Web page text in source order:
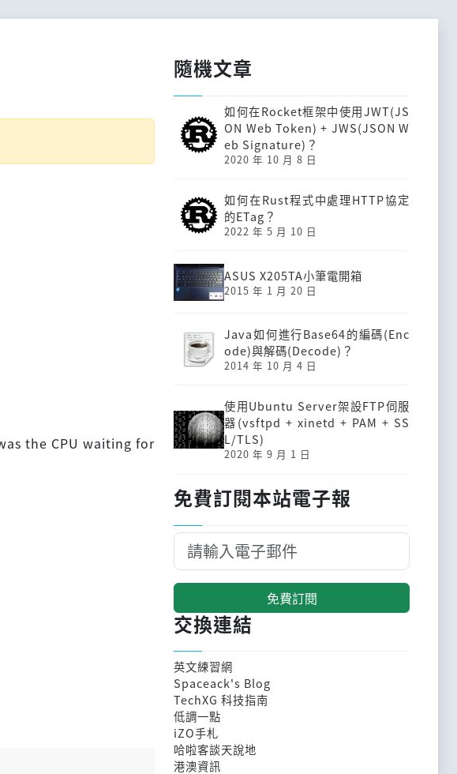
the CPU waiting for
隨機文章
如何在Rocket框架中使用JWT(JS
ON Web Token) + JWS(JSON W
eb Signature)？
2020 年 10 月 8 日
如何在Rust程式中處理HTTP協定
的ETag？
2022 年 5 月 10 日
ASUS X205TA小筆電開箱
2015 年 1 月 20 日
Java如何進行Base64的編碼(Enc
ode)與解碼(Decode)？
2014 年 10 月 4 日
使用Ubuntu Server架設FTP伺服
器(vsftpd + xinetd + PAM + SS
L/TLS)
2020 年 9 月 1 日
免費訂閱本站電子報
免費訂閱
交換連結
英文練習網
Spaceack's Blog
TechXG 科技指南
低調一點
iZO手札
哈啦客談天說地
港澳資訊